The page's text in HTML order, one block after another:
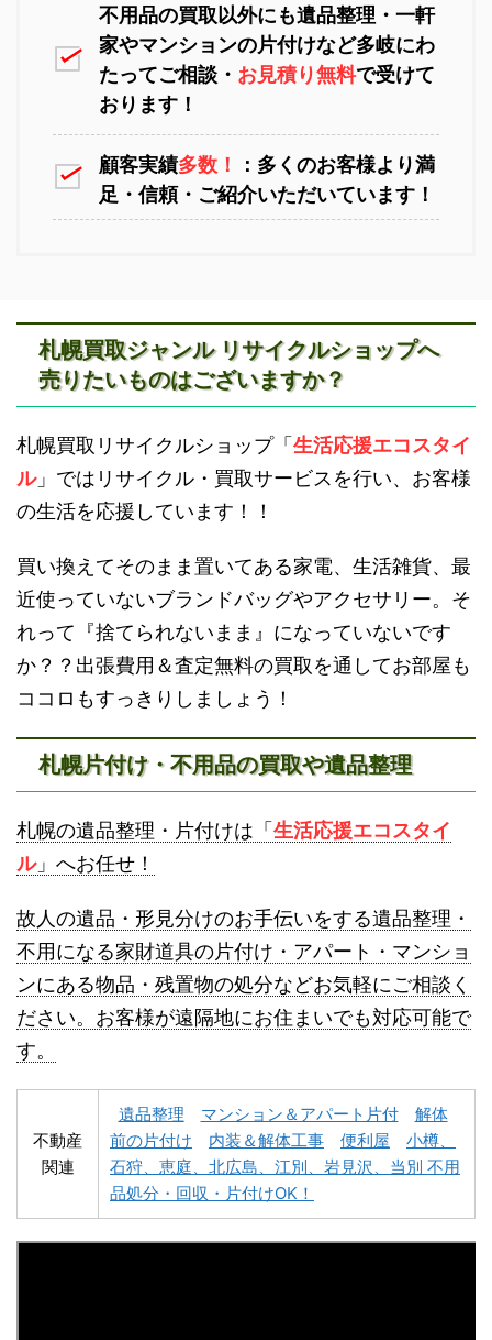
苫小牧不用品回収 室蘭不用品回収
新十津川不用品回収
砂川不用品回収 帯広・十勝不用品回収
名寄市不用品回収 士別市不用品回収
深川市不用品回収 夕張市不用品回収
不用品の買取以外にも遺品整理・一軒
家やマンションの片付けなど多岐にわ
たってご相談・ お見積り無料で受けて
おります！
顧客実績多数！
：多くのお客様より満
足・信頼・ご紹介いただいています！
札幌買取ジャンル リサイクルショップへ
売りたいものはございますか？
札幌買取リサイクルショップ「 生活応援エコスタイ
ル」ではリサイクル・買取サービスを行い、お客様
の生活を応援しています！！
買い換えてそのまま置いてある家電、生活雑貨、最
近使っていないブランドバッグやアクセサリー。そ
れって『捨てられないまま』になっていないです
か？？出張費用＆査定無料の買取を通してお部屋も
ココロもすっきりしましょう！
札幌片付け・不用品の買取や遺品整理
札幌の遺品整理・片付けは「 生活応援エコスタイ
ル」へお任せ！
故人の遺品・形見分けのお手伝いをする遺品整理・
不用になる家財道具の片付け・アパート・マンショ
ンにある物品・残置物の処分などお気軽にご相談く
ださい。お客様が遠隔地にお住まいでも対応可能で
す。
不動産
関連
遺品整理 マンション＆アパート片付
解体
前の片付け
内装＆解体工事 便利屋
小樽、
石狩、恵庭、北広島、江別、岩見沢、当別 不用
品処分・回収・片付けOK！